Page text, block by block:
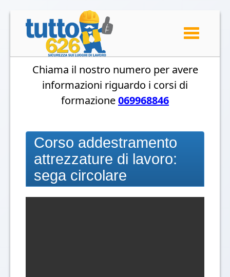
Toggle
navigation
Chiama il nostro numero per avere
informazioni riguardo i corsi di
formazione069968846
Corso addestramento
attrezzature di lavoro:
sega circolare